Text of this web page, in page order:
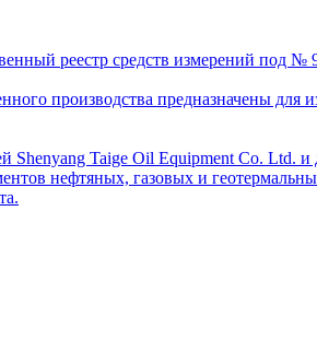
реестр средств измерений под №
производства предназначены для
Taige Oil Equipment Co. Ltd.
нефтяных, газовых и